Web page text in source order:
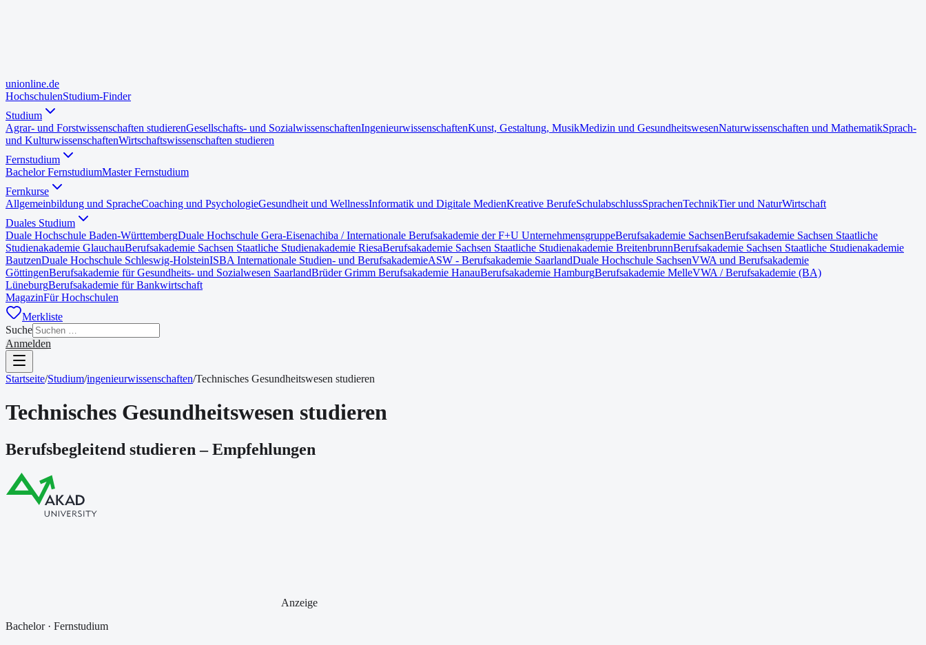
unionline.de
HochschulenStudium-Finder
Studium
Agrar- und Forstwissenschaften studierenGesellschafts- und SozialwissenschaftenIngenieurwissenschaftenKunst, Gestaltung, MusikMedizin und GesundheitswesenNaturwissenschaften und MathematikSprach-
und KulturwissenschaftenWirtschaftswissenschaften studieren
Fernstudium
Bachelor FernstudiumMaster Fernstudium
Fernkurse
Allgemeinbildung und SpracheCoaching und PsychologieGesundheit und WellnessInformatik und Digitale MedienKreative BerufeSchulabschlussSprachenTechnikTier und NaturWirtschaft
Duales Studium
Duale Hochschule Baden-WürttembergDuale Hochschule Gera-Eisenachiba / Internationale Berufsakademie der F+U UnternehmensgruppeBerufsakademie SachsenBerufsakademie Sachsen Staatliche
Studienakademie GlauchauBerufsakademie Sachsen Staatliche Studienakademie RiesaBerufsakademie Sachsen Staatliche Studienakademie BreitenbrunnBerufsakademie Sachsen Staatliche Studienakademie
BautzenDuale Hochschule Schleswig-HolsteinISBA Internationale Studien- und BerufsakademieASW - Berufsakademie SaarlandDuale Hochschule SachsenVWA und Berufsakademie
GöttingenBerufsakademie für Gesundheits- und Sozialwesen SaarlandBrüder Grimm Berufsakademie HanauBerufsakademie HamburgBerufsakademie MelleVWA / Berufsakademie (BA)
LüneburgBerufsakademie für Bankwirtschaft
MagazinFür Hochschulen
Merkliste
Suche
Anmelden
Startseite/Studium/ingenieurwissenschaften/Technisches Gesundheitswesen studieren
Technisches Gesundheitswesen studieren
Berufsbegleitend studieren – Empfehlungen
Anzeige
Bachelor· Fernstudium